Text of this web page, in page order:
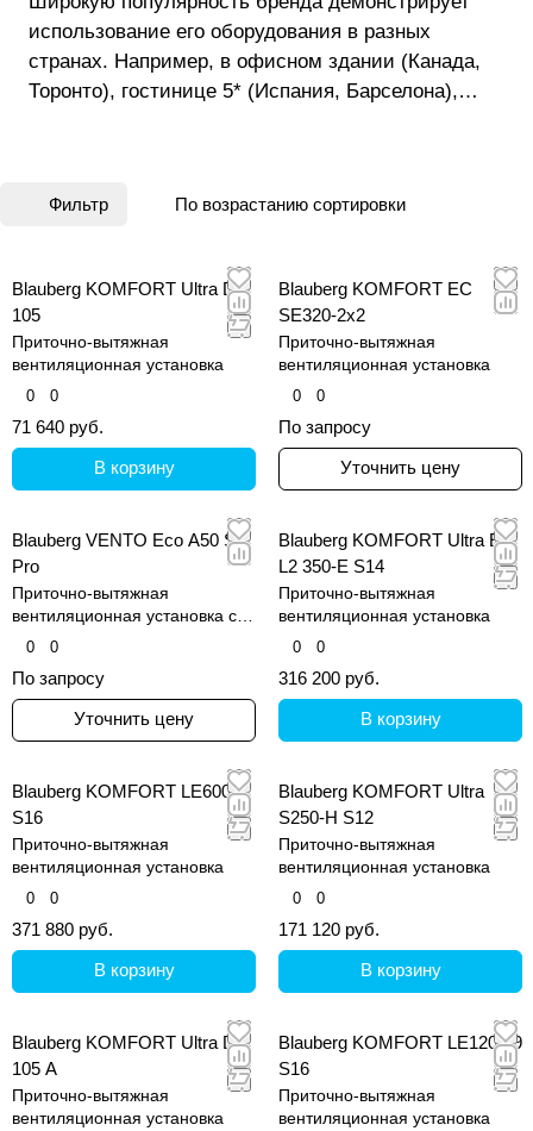
использование его оборудования в разных
странах. Например, в офисном здании (Канада,
Торонто), гостинице 5* (Испания, Барселона),
Фильтр По возрастанию сортировки
Blauberg KOMFORT Ultra D
105
Приточно-вытяжная
вентиляционная установка
0 0
71 640 руб.
В корзину
Blauberg KOMFORT EC
SE320-2x2
Приточно-вытяжная
вентиляционная установка
0 0
По запросу
Уточнить цену
Blauberg VENTO Eco A50 S
Pro
Приточно-вытяжная
вентиляционная установка с
регенерацией тепла
0 0
По запросу
Уточнить цену
Blauberg KOMFORT Ultra EC
L2 350-E S14
Приточно-вытяжная
вентиляционная установка
0 0
316 200 руб.
В корзину
Blauberg KOMFORT LE600-4
S16
Приточно-вытяжная
вентиляционная установка
0 0
371 880 руб.
В корзину
Blauberg KOMFORT Ultra
S250-H S12
Приточно-вытяжная
вентиляционная установка
0 0
171 120 руб.
В корзину
Blauberg KOMFORT Ultra D
105 A
Приточно-вытяжная
вентиляционная установка
Blauberg KOMFORT LE1200-9
S16
Приточно-вытяжная
вентиляционная установка